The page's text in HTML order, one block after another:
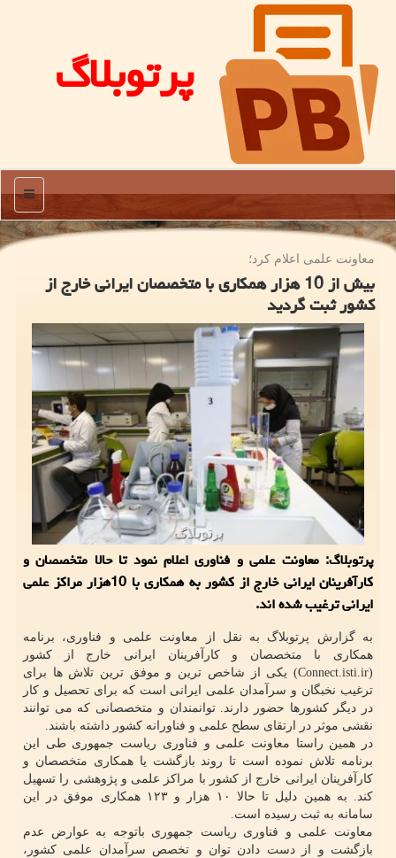
پرتوبلاگ
منو
معاونت علمی اعلام كرد؛
بیش از 10 هزار همكاری با متخصصان ایرانی خارج از
كشور ثبت گردید
پرتوبلاگ: معاونت علمی و فناوری اعلام نمود تا حالا متخصصان و
کارآفرینان ایرانی خارج از کشور به همکاری با 10هزار مراکز علمی
ایرانی ترغیب شده اند.
به گزارش پرتوبلاگ به نقل از معاونت علمی و فناوری، برنامه
همکاری با متخصصان و کارآفرینان ایرانی خارج از کشور
(Connect.isti.ir) یکی از شاخص ترین و موفق ترین تلاش ها برای
ترغیب نخبگان و سرآمدان علمی ایرانی است که برای تحصیل و کار
در دیگر کشورها حضور دارند. توانمندان و متخصصانی که می توانند
نقشی موثر در ارتقای سطح علمی و فناورانه کشور داشته باشند.
در همین راستا معاونت علمی و فناوری ریاست جمهوری طی این
برنامه تلاش نموده است تا روند بازگشت یا همکاری متخصصان و
کارآفرینان ایرانی خارج از کشور با مراکز علمی و پژوهشی را تسهیل
کند. به همین دلیل تا حالا ۱۰ هزار و ۱۲۳ همکاری موفق در این
سامانه به ثبت رسیده است.
معاونت علمی و فناوری ریاست جمهوری باتوجه به عوارض عدم
بازگشت و از دست دادن توان و تخصص سرآمدان علمی کشور،